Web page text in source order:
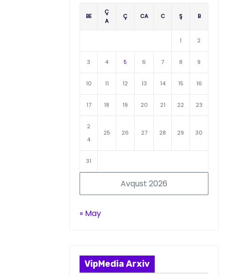
Avqust 2026
BE
Ç
A
Ç CA C Ş B
1 2
3 4 5 6 7 8 9
10 11 12 13 14 15 16
17 18 19 20 21 22 23
2
4
25 26 27 28 29 30
31
« May
VipMedia Arxiv